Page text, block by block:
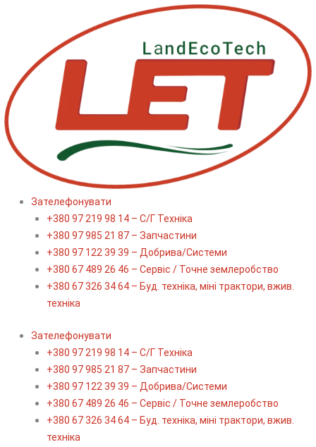
Зателефонувати
+380 97 219 98 14 – С/Г Техніка
+380 97 985 21 87 – Запчастини
+380 97 122 39 39 – Добрива/Cистеми
+380 67 489 26 46 – Сервіс / Точне землеробство
+380 67 326 34 64 – Буд. техніка, міні трактори, вжив.
техніка
Зателефонувати
+380 97 219 98 14 – С/Г Техніка
+380 97 985 21 87 – Запчастини
+380 97 122 39 39 – Добрива/Cистеми
+380 67 489 26 46 – Сервіс / Точне землеробство
+380 67 326 34 64 – Буд. техніка, міні трактори, вжив.
техніка